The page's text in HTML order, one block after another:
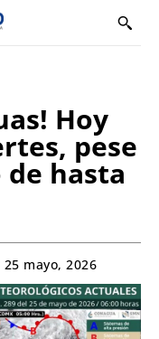
Hoy
pese
hasta
25 mayo, 2026